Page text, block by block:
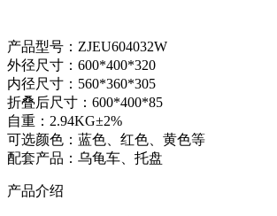
产品型号：ZJEU604032W
外径尺寸：600*400*320
内径尺寸：560*360*305
折叠后尺寸：600*400*85
自重：2.94KG±2%
可选颜色：蓝色、红色、黄色等
配套产品：乌龟车、托盘
产品介绍